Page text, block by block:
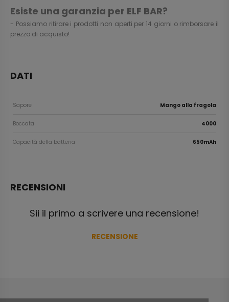
Esiste una garanzia per ELF BAR?
- Possiamo ritirare i prodotti non aperti per 14 giorni o rimborsare il
prezzo di acquisto!
DATI
Sapore Mango alla fragola
Boccata 4000
Capacità della batteria 650mAh
RECENSIONI
Sii il primo a scrivere una recensione!
RECENSIONE